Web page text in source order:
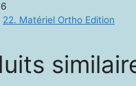
22. Matériel Ortho Edition